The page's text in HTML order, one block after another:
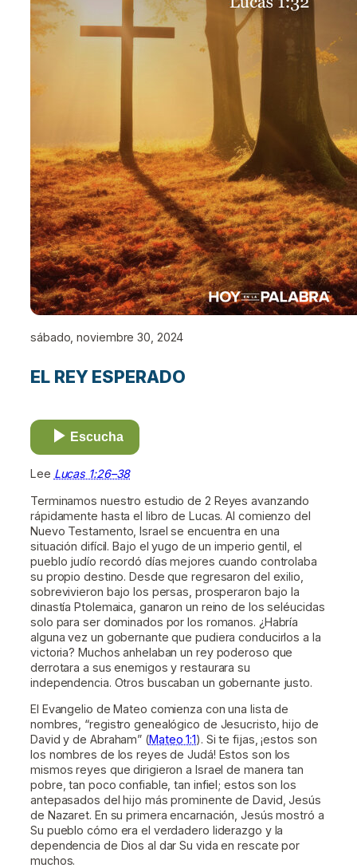
sábado, noviembre 30, 2024
EL REY ESPERADO
Escucha
Lee Lucas 1:26–38
Terminamos nuestro estudio de 2 Reyes avanzando
rápidamente hasta el libro de Lucas. Al comienzo del
Nuevo Testamento, Israel se encuentra en una
situación difícil. Bajo el yugo de un imperio gentil, el
pueblo judío recordó días mejores cuando controlaba
su propio destino. Desde que regresaron del exilio,
sobrevivieron bajo los persas, prosperaron bajo la
dinastía Ptolemaica, ganaron un reino de los seléucidas
solo para ser dominados por los romanos. ¿Habría
alguna vez un gobernante que pudiera conducirlos a la
victoria? Muchos anhelaban un rey poderoso que
derrotara a sus enemigos y restaurara su
independencia. Otros buscaban un gobernante justo.
El Evangelio de Mateo comienza con una lista de
nombres, “registro genealógico de Jesucristo, hijo de
David y de Abraham” (Mateo 1:1). Si te fijas, ¡estos son
los nombres de los reyes de Judá! Estos son los
mismos reyes que dirigieron a Israel de manera tan
pobre, tan poco confiable, tan infiel; estos son los
antepasados ​​del hijo más prominente de David, Jesús
de Nazaret. En su primera encarnación, Jesús mostró a
Su pueblo cómo era el verdadero liderazgo y la
dependencia de Dios al dar Su vida en rescate por
muchos.